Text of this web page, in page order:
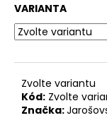
VARIANTA
Zvolte variantu
Kód: Zvolte
Značka:
D
o
p
o